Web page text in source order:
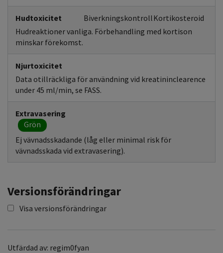
Hudtoxicitet BiverkningskontrollKortikosteroid
Hudreaktioner vanliga. Förbehandling med kortison
minskar förekomst.
Njurtoxicitet
Data otillräckliga för användning vid kreatininclearence
under 45 ml/min, se FASS.
Extravasering
Grön
Ej vävnadsskadande (låg eller minimal risk för
vävnadsskada vid extravasering).
Versionsförändringar
Visa versionsförändringar
Utfärdad av: regim0fyan